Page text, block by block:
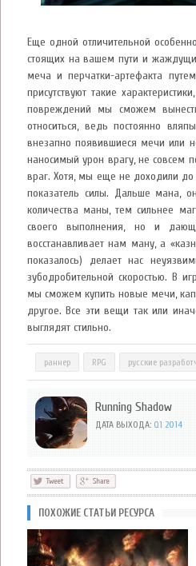
Еще одной отличительной
стоящих на вашем пути и
меча и перчатки-артефакта
присутствуют такие
повреждений мы сможем
относиться, ведь постоянно
внезапно появившиеся мечи или
наносимый урон врагу, не совсем
враг. Хотя, мы еще не доходили до
показатель силы. Дальше мана,
количества маны, тем сильнее
своего выполнения, но и
восстанавливает нам ману, а
показалось) делает нас
зубодробительной скоростью. В
мы сможем купить новые мечи,
другое. Все эти вещи так или
выглядят стильно.
раннер RPG русские
Running Shadow
ДАТА ВЫХОДА: Q1 2014
ПОХОЖИЕ СТАТЬИ РЕСУРСА